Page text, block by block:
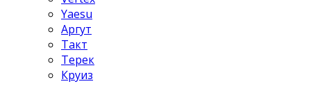
Yaesu
Аргут
Такт
Терек
Круиз